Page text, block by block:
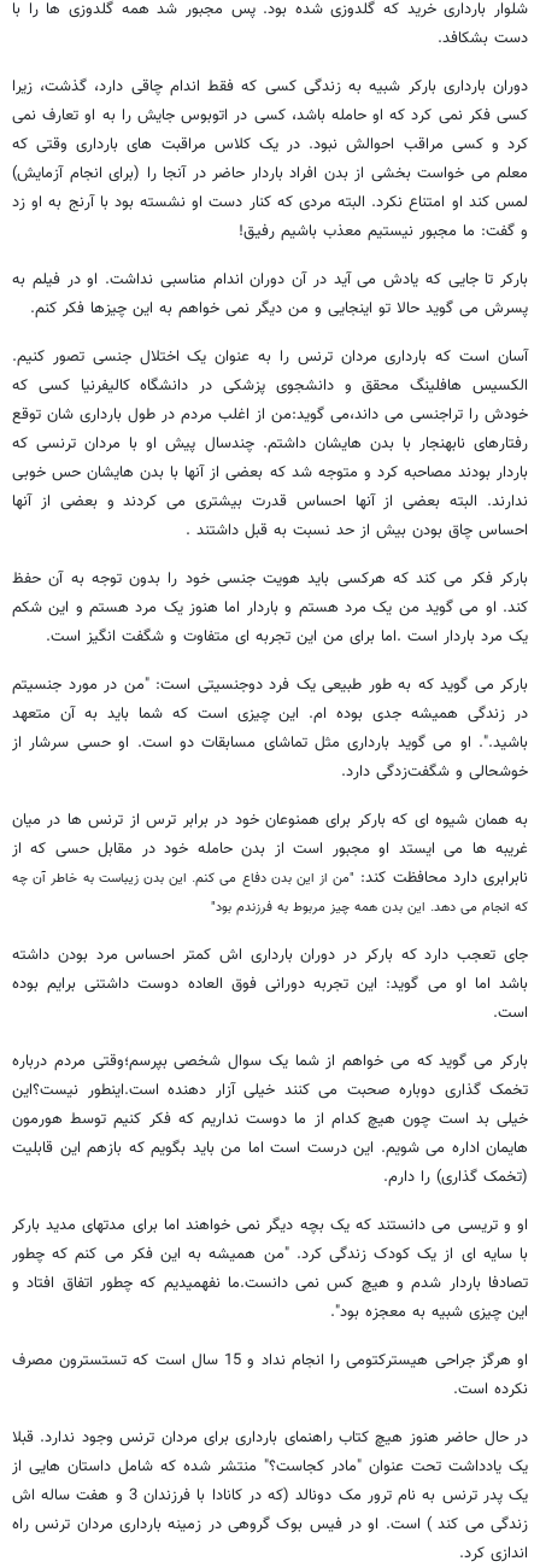
شلوار بارداری خرید که گلدوزی شده بود. پس مجبور شد همه گلدوزی ها را با
دست بشکافد.
دوران بارداری بارکر شبیه به زندگی کسی که فقط اندام چاقی دارد، گذشت، زیرا
کسی فکر نمی کرد که او حامله باشد، کسی در اتوبوس جایش را به او تعارف نمی
کرد و کسی مراقب احوالش نبود. در یک کلاس مراقبت های بارداری وقتی که
معلم می خواست بخشی از بدن افراد باردار حاضر در آنجا را (برای انجام آزمایش)
لمس کند او امتناع نکرد. البته مردی که کنار دست او نشسته بود با آرنج به او زد
و گفت: ما مجبور نیستیم معذب باشیم رفیق!
بارکر تا جایی که یادش می آید در آن دوران اندام مناسبی نداشت. او در فیلم به
پسرش می گوید حالا تو اینجایی و من دیگر نمی خواهم به این چیزها فکر کنم.
آسان است که بارداری مردان ترنس را به عنوان یک اختلال جنسی تصور کنیم.
الکسیس هافلینگ محقق و دانشجوی پزشکی در دانشگاه کالیفرنیا کسی که
خودش را تراجنسی می داند،می گوید:من از اغلب مردم در طول بارداری شان توقع
رفتارهای نابهنجار با بدن هایشان داشتم. چندسال پیش او با مردان ترنسی که
باردار بودند مصاحبه کرد و متوجه شد که بعضی از آنها با بدن هایشان حس خوبی
ندارند. البته بعضی از آنها احساس قدرت بیشتری می کردند و بعضی از آنها
احساس چاق بودن بیش از حد نسبت به قبل داشتند .
بارکر فکر می کند که هرکسی باید هویت جنسی خود را بدون توجه به آن حفظ
کند. او می گوید من یک مرد هستم و باردار اما هنوز یک مرد هستم و این شکم
یک مرد باردار است .اما برای من این تجربه ای متفاوت و شگفت انگیز است.
بارکر می گوید که به طور طبیعی یک فرد دوجنسیتی است: "من در مورد جنسیتم
در زندگی همیشه جدی بوده ام. این چیزی است که شما باید به آن متعهد
باشید.". او می گوید بارداری مثل تماشای مسابقات دو است. او حسی سرشار از
خوشحالی و شگفت‌زدگی دارد.
به همان شیوه ای که بارکر برای همنوعان خود در برابر ترس از ترنس ها در میان
غریبه ها می ایستد او مجبور است از بدن حامله خود در مقابل حسی که از
نابرابری دارد محافظت کند: "من از این بدن دفاع می کنم. این بدن زیباست به خاطر آن چه
که انجام می دهد. این بدن همه چیز مربوط به فرزندم بود"
جای تعجب دارد که بارکر در دوران بارداری اش کمتر احساس مرد بودن داشته
باشد اما او می گوید: این تجربه دورانی فوق العاده دوست داشتنی برایم بوده
است.
بارکر می گوید که می خواهم از شما یک سوال شخصی بپرسم؛وقتی مردم درباره
تخمک گذاری دوباره صحبت می کنند خیلی آزار دهنده است.اینطور نیست؟این
خیلی بد است چون هیچ کدام از ما دوست نداریم که فکر کنیم توسط هورمون
هایمان اداره می شویم. این درست است اما من باید بگویم که بازهم این قابلیت
(تخمک گذاری) را دارم.
او و تریسی می دانستند که یک بچه دیگر نمی خواهند اما برای مدتهای مدید بارکر
با سایه ای از یک کودک زندگی کرد. "من همیشه به این فکر می کنم که چطور
تصادفا باردار شدم و هیچ کس نمی دانست.ما نفهمیدیم که چطور اتفاق افتاد و
این چیزی شبیه به معجزه بود".
او هرگز جراحی هیسترکتومی را انجام نداد و 15 سال است که تستسترون مصرف
نکرده است.
در حال حاضر هنوز هیچ کتاب راهنمای بارداری برای مردان ترنس وجود ندارد. قبلا
یک یادداشت تحت عنوان "مادر کجاست؟" منتشر شده که شامل داستان هایی از
یک پدر ترنس به نام ترور مک دونالد (که در کانادا با فرزندان 3 و هفت ساله اش
زندگی می کند ) است. او در فیس بوک گروهی در زمینه بارداری مردان ترنس راه
اندازی کرد.